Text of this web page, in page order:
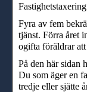
Fyra av fem
tjänst. Förra året
ogifta föräldrar
På den här sidan
Du som äger en
tredje eller sjätte